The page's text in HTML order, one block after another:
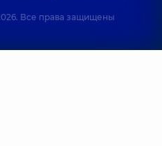
Все права защищены